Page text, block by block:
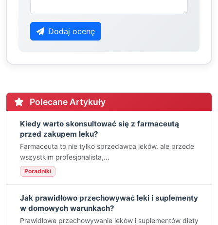
Dodaj ocenę
Polecane Artykuły
Kiedy warto skonsultować się z farmaceutą
przed zakupem leku?
Farmaceuta to nie tylko sprzedawca leków, ale przede
wszystkim profesjonalista,...
Poradniki
Jak prawidłowo przechowywać leki i suplementy
w domowych warunkach?
Prawidłowe przechowywanie leków i suplementów diety